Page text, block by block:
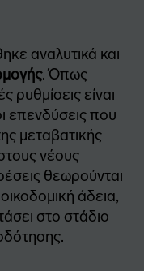
αναλυτικά και
. Όπως
ρυθμίσεις είναι
επενδύσεις που
μεταβατικής
νέους
θεωρούνται
άδεια,
στο στάδιο